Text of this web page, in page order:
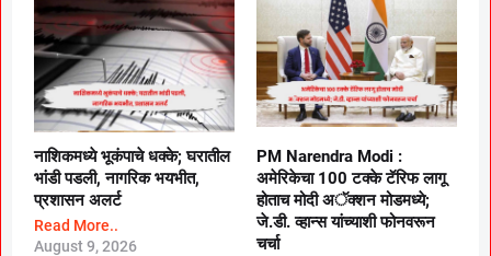
नाशिकमध्ये भूकंपाचे धक्के; घरातील
भांडी पडली, नागरिक भयभीत,
प्रशासन अलर्ट
Read More..
August 9, 2026
PM Narendra Modi :
अमेरिकेचा 100 टक्के टॅरिफ लागू
होताच मोदी अॅक्शन मोडमध्ये;
जे.डी. व्हान्स यांच्याशी फोनवरून
चर्चा